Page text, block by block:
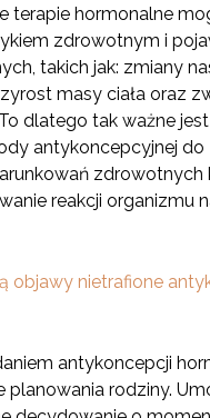
terapie hormonalne
zdrowotnym i
takich jak: zmiany
masy ciała oraz
dlatego tak ważne jest
antykoncepcyjnej do
zdrowotnych
reakcji organizmu
objawy nietrafione
antykoncepcji
planowania rodziny.